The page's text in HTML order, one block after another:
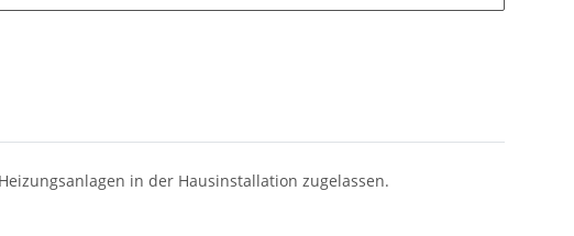
in der Hausinstallation zugelassen.